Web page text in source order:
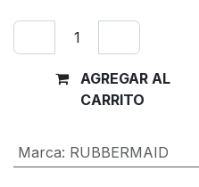
AGREGAR AL
CARRITO
Marca: RUBBERMAID